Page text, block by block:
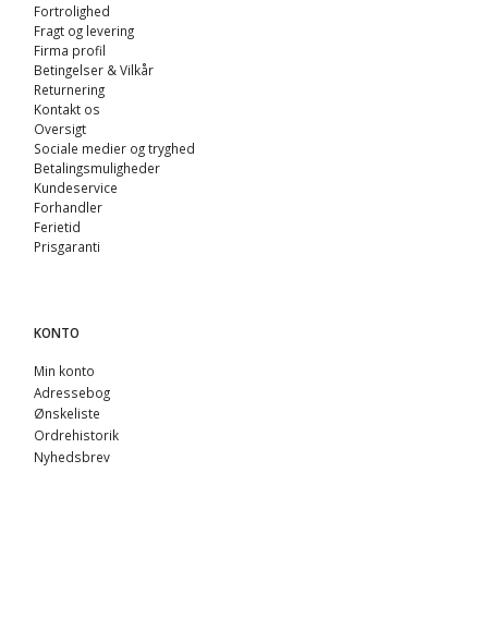
Fortrolighed
Fragt og levering
Firma profil
Betingelser & Vilkår
Returnering
Kontakt os
Oversigt
Sociale medier og tryghed
Betalingsmuligheder
Kundeservice
Forhandler
Ferietid
Prisgaranti
KONTO
Min konto
Adressebog
Ønskeliste
Ordrehistorik
Nyhedsbrev